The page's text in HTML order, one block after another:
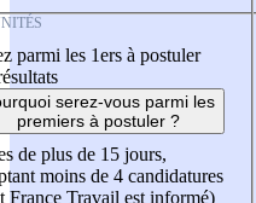
parmi les 1ers à postuler
serez-vous parmi les
premiers à postuler ?
de plus de 15 jours,
moins de 4 candidatures
France Travail est informé)